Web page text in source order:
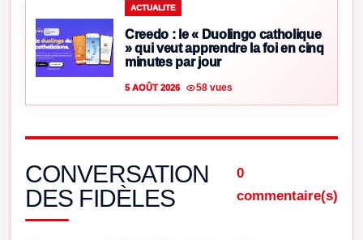
ACTUALITE
Creedo : le « Duolingo catholique
» qui veut apprendre la foi en cinq
minutes par jour
5 AOÛT 2026 58 vues
CONVERSATION
DES FIDÈLES
0
commentaire(s)